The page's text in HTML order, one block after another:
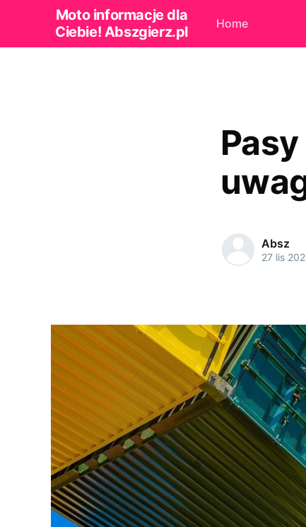
Moto informacje dla
Ciebie! Abszgierz.pl
Home
Absz
27 lis